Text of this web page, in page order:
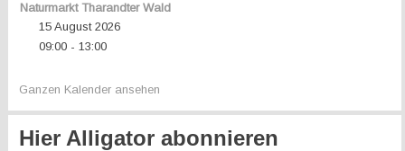
Naturmarkt Tharandter Wald
15 August 2026
09:00- 13:00
Ganzen Kalender ansehen
Hier Alligator abonnieren